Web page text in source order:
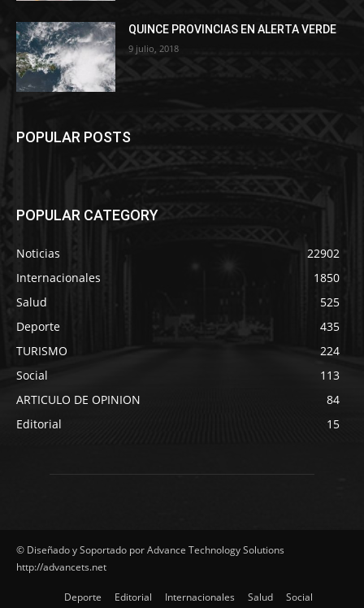
QUINCE PROVINCIAS EN ALERTA VERDE
9 julio, 2018
POPULAR POSTS
POPULAR CATEGORY
Noticias
22902
Internacionales
1850
Salud
525
Deporte
435
TURISMO
224
Social
113
ARTICULO DE OPINION
84
Editorial
15
© Diseñado y Soportado por Advance Technology Solutions
http://advancets.net
Deporte Editorial Internacionales Salud Social